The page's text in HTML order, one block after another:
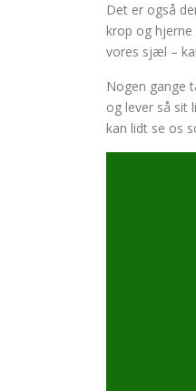
Det er også
krop og hjerne
vores sjæl –
Nogen gange
og lever så sit
kan lidt se os